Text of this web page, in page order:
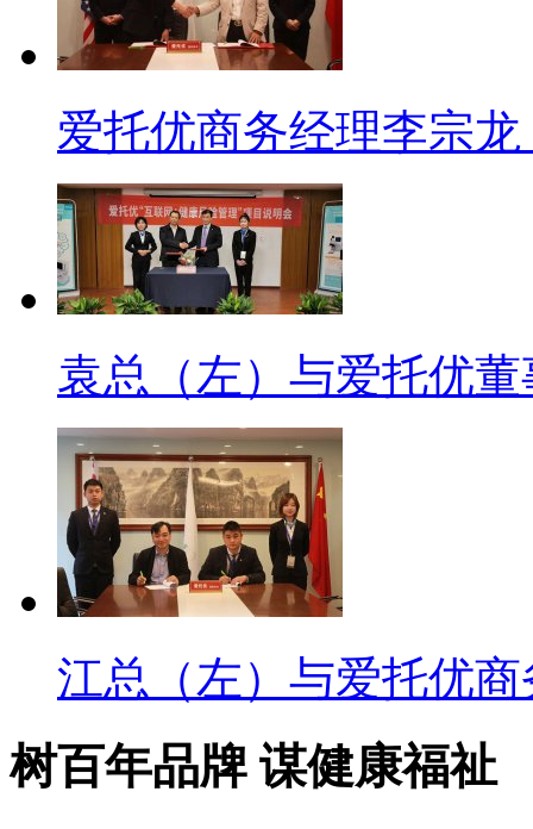
爱托优商务经理李宗
袁总（左）与爱托优
江总（左）与爱托优
树百年品牌 谋健康福祉